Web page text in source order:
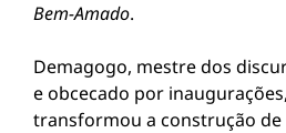
Bem-Amado.
Demagogo, mestre dos
e obcecado por
transformou a construção